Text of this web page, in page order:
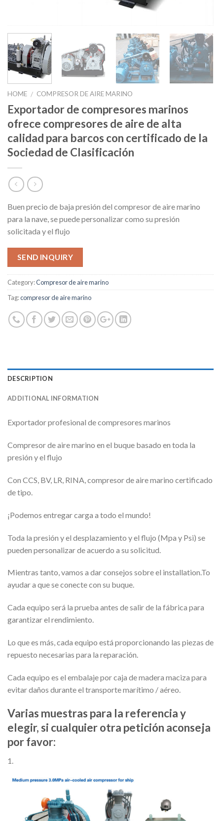
HOME / COMPRESOR DE AIRE MARINO
Exportador de compresores marinos
ofrece compresores de aire de alta
calidad para barcos con certificado de la
Sociedad de Clasificación
Buen precio de baja presión del compresor de aire marino
para la nave, se puede personalizar como su presión
solicitada y el flujo
SEND INQUIRY
Category:Compresor de aire marino
Tag:compresor de aire marino
DESCRIPTION
ADDITIONAL INFORMATION
Exportador profesional de compresores marinos
Compresor de aire marino en el buque basado en toda la
presión y el flujo
Con CCS, BV, LR, RINA, compresor de aire marino certificado
de tipo.
¡Podemos entregar carga a todo el mundo!
Toda la presión y el desplazamiento y el flujo (Mpa y Psi) se
pueden personalizar de acuerdo a su solicitud.
Mientras tanto, vamos a dar consejos sobre el installation.To
ayudar a que se conecte con su buque.
Cada equipo será la prueba antes de salir de la fábrica para
garantizar el rendimiento.
Lo que es más, cada equipo está proporcionando las piezas de
repuesto necesarias para la reparación.
Cada equipo es el embalaje por caja de madera maciza para
evitar daños durante el transporte marítimo / aéreo.
Varias muestras para la referencia y
elegir, si cualquier otra petición aconseja
por favor:
1.